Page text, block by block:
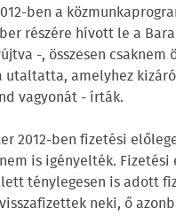
ben a
részére hívott le a
-, összesen csaknem
utaltatta, amelyhez
vagyonát - írták.
2012-ben fizetési
is igényelték.
ténylegesen is adott
neki, ő